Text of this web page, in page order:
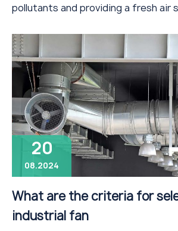
pollutants and providing a fresh air
20
08.2024
What are the criteria for
industrial fan